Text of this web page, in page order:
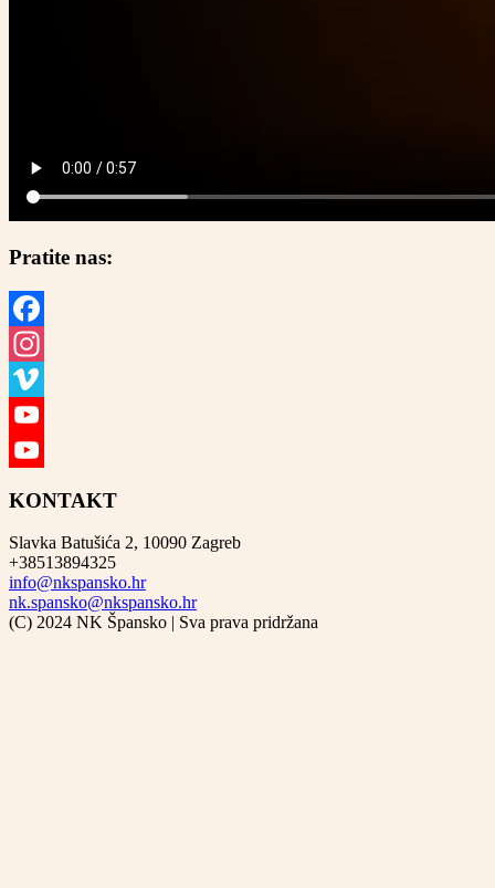
Pratite nas:
Facebook
Instagram
Vimeo
YouTube
KONTAKT
Slavka Batušića 2, 10090 Zagreb
+38513894325
info@nkspansko.hr
nk.spansko@nkspansko.hr
(C) 2024 NK Špansko | Sva prava pridržana